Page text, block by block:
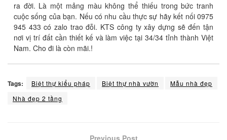
ra đời. Là một mảng màu không thể thiếu trong bức tranh
cuộc sống của bạn. Nếu có nhu cầu thực sự hãy kết nối 0975
945 433 có zalo trao đỗi. KTS công ty xây dựng sẽ đến tận
nơi vị trí đất cần thiết kế và làm việc tại 34/34 tỉnh thành Việt
Nam. Cho đi là còn mãi.!
Tags: Biệt thự kiểu pháp Biệt thự nhà vườn
Mẫu nhà đẹp
Nhà đẹp 2 tầng
Previous Post